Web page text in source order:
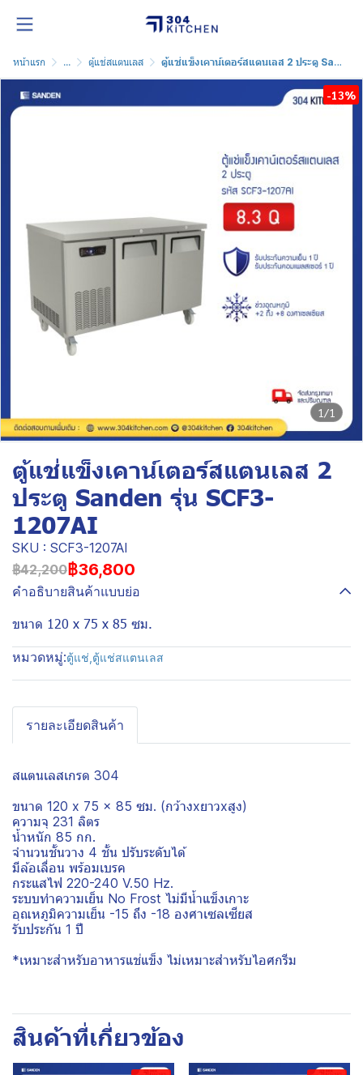
หน้าแรก ... ตู้แช่สแตนเลส ตู้แช่แข็งเคาน์เตอร์สแตนเลส 2 ประตู Sanden รุ่น SCF3-1207AI
1/1
-13%
ตู้แช่แข็งเคาน์เตอร์สแตนเลส 2
ประตู Sanden รุ่น SCF3-
1207AI
SKU : SCF3-1207AI
฿42,200฿36,800
คำอธิบายสินค้าแบบย่อ
ขนาด 120 x 75 x 85 ซม.
หมวดหมู่:ตู้แช่ ตู้แช่สแตนเลส
รายละเอียดสินค้า
สแตนเลสเกรด 304
ขนาด 120 x 75 x 85 ซม. (กว้างxยาวxสูง)
ความจุ 231 ลิตร
น้ำหนัก 85 กก.
จำนวนชั้นวาง 4 ชั้น ปรับระดับได้
มีล้อเลื่อน พร้อมเบรค
กระแสไฟ 220-240 V.50 Hz.
ระบบทำความเย็น No Frost ไม่มีน้ำแข็งเกาะ
อุณหภูมิความเย็น -15 ถึง -18 องศาเซลเซียส
รับประกัน 1 ปี
*เหมาะสำหรับอาหารแช่แข็ง ไม่เหมาะสำหรับไอศกรีม
สินค้าที่เกี่ยวข้อง